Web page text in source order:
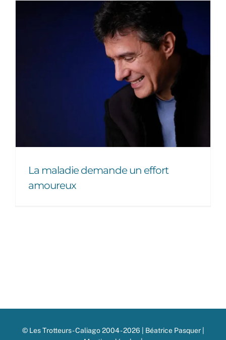
La maladie demande un
effort amoureux
La maladie demande un effort
amoureux
© Les Trotteurs - Caliago 2004 - 2026 | Béatrice Pasquer |